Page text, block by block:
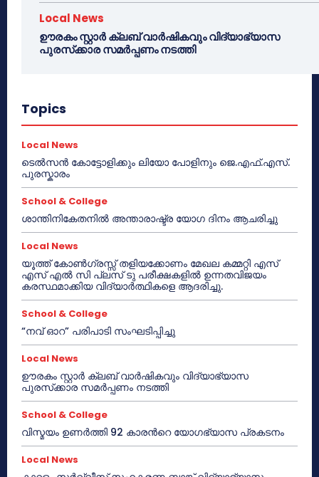
Local News
ഊരകം സ്റ്റാർ ക്ലബ് വാർഷികവും വിദ്യാഭ്യാസ
പുരസ്‌ക്കാര സമർപ്പണം നടത്തി
Topics
Local News
ടെൽസൻ കോട്ടോളിക്കും ലിയോ പോളിനും ജെ.എഫ്.എസ്.
പുരസ്കാരം
School & College
ശാന്തിനികേതനിൽ അന്താരാഷ്ട്ര യോഗ ദിനം ആചരിച്ചു
Local News
യൂത്ത് കോൺഗ്രസ്സ് തളിയക്കോണം മേഖല കമ്മറ്റി എസ്
എസ് എൽ സി പ്ലസ് ടു പരീക്ഷകളിൽ ഉന്നതവിജയം
കരസ്ഥമാക്കിയ വിദ്യാർത്ഥികളെ ആദരിച്ചു.
School & College
“നവ് ഓറ” പരിപാടി സംഘടിപ്പിച്ചു
Local News
ഊരകം സ്റ്റാർ ക്ലബ് വാർഷികവും വിദ്യാഭ്യാസ
പുരസ്‌ക്കാര സമർപ്പണം നടത്തി
School & College
വിസ്മയം ഉണർത്തി 92 കാരൻറെ യോഗഭ്യാസ പ്രകടനം
Local News